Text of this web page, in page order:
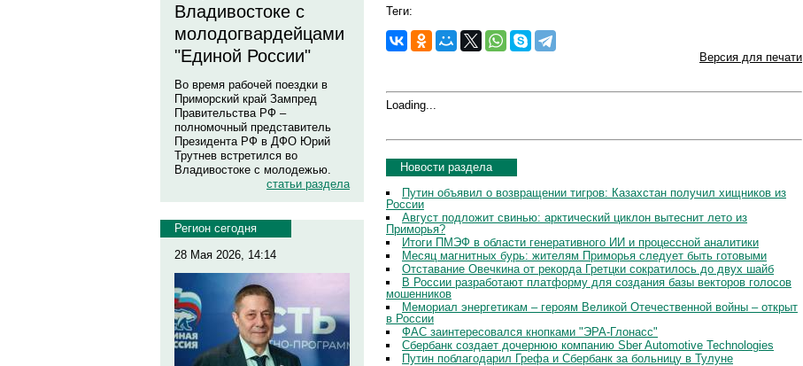
Владивостоке с
молодогвардейцами
"Единой России"
Во время рабочей поездки в
Приморский край Зампред
Правительства РФ –
полномочный представитель
Президента РФ в ДФО Юрий
Трутнев встретился во
Владивостоке с молодежью.
статьи раздела
Регион сегодня
28 Мая 2026, 14:14
Теги:
Версия для печати
Loading...
Новости раздела
Путин объявил о возвращении тигров: Казахстан получил хищников из
России
Август подложит свинью: арктический циклон вытеснит лето из
Приморья?
Итоги ПМЭФ в области генеративного ИИ и процессной аналитики
Месяц магнитных бурь: жителям Приморья следует быть готовыми
Отставание Овечкина от рекорда Гретцки сократилось до двух шайб
В России разработают платформу для создания базы векторов голосов
мошенников
Мемориал энергетикам – героям Великой Отечественной войны – открыт
в России
ФАС заинтересовался кнопками "ЭРА-Глонасс"
Сбербанк создает дочернюю компанию Sber Automotive Technologies
Путин поблагодарил Грефа и Сбербанк за больницу в Тулуне